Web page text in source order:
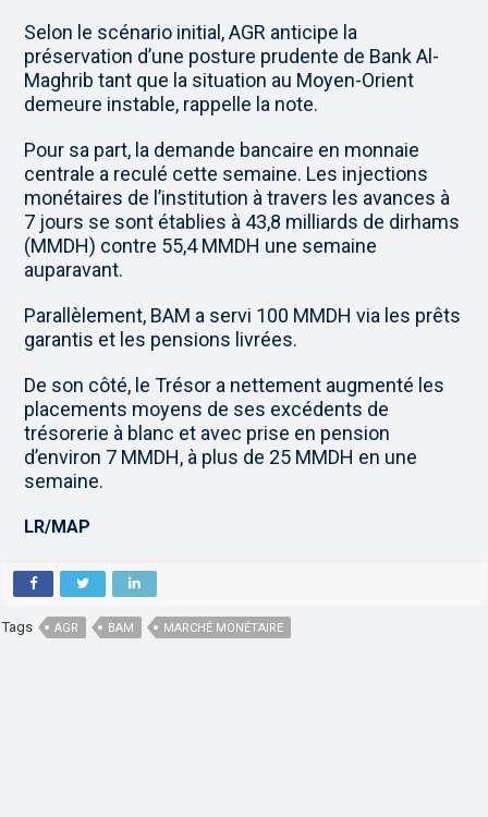
Selon le scénario initial, AGR anticipe la
préservation d’une posture prudente de Bank Al-
Maghrib tant que la situation au Moyen-Orient
demeure instable, rappelle la note.
Pour sa part, la demande bancaire en monnaie
centrale a reculé cette semaine. Les injections
monétaires de l’institution à travers les avances à
7 jours se sont établies à 43,8 milliards de dirhams
(MMDH) contre 55,4 MMDH une semaine
auparavant.
Parallèlement, BAM a servi 100 MMDH via les prêts
garantis et les pensions livrées.
De son côté, le Trésor a nettement augmenté les
placements moyens de ses excédents de
trésorerie à blanc et avec prise en pension
d’environ 7 MMDH, à plus de 25 MMDH en une
semaine.
LR/MAP
Tags AGR BAM MARCHÉ MONÉTAIRE